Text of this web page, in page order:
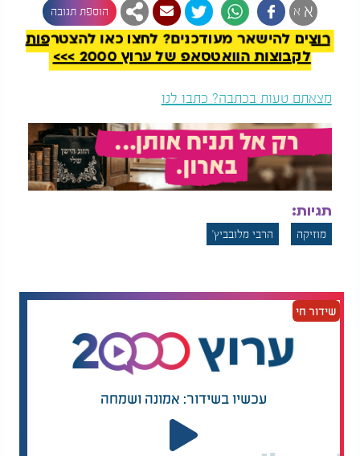
א א הוספת תגובה
רוצים להישאר מעודכנים? לחצו כאן להצטרפות
לקבוצות הוואטסאפ של ערוץ 2000 >>>
מצאתם טעות בכתבה? כתבו לנו
תגיות:
מוזיקה הרבי מלובביץ'
שידור חי
עכשיו בשידור: אמונה ושמחה